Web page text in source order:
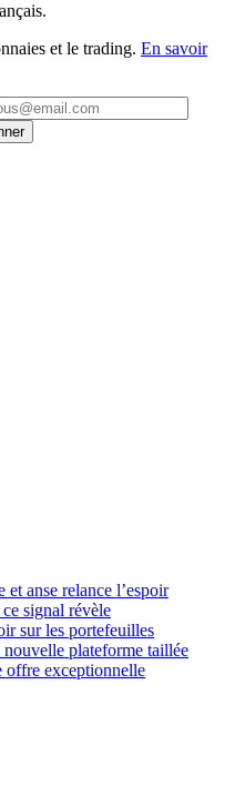
et le trading. En savoir
anse relance l’espoir
signal révèle
sur les portefeuilles
plateforme taillée
offre exceptionnelle